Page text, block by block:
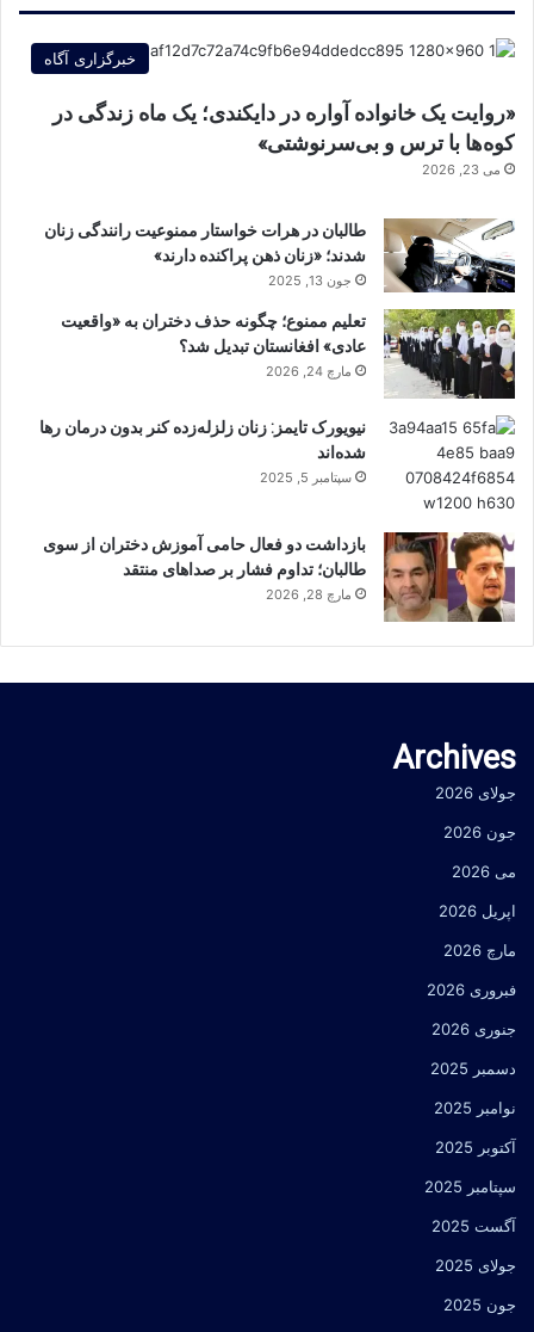
خبرگزاری آگاه
«روایت یک خانواده آواره در دایکندی؛ یک ماه زندگی در
کوه‌ها با ترس و بی‌سرنوشتی»
می 23, 2026
طالبان در هرات خواستار ممنوعیت رانندگی زنان
شدند؛ «زنان ذهن پراکنده دارند»
جون 13, 2025
تعلیم ممنوع؛ چگونه حذف دختران به «واقعیت
عادی» افغانستان تبدیل شد؟
مارچ 24, 2026
نیویورک تایمز: زنان زلزله‌زده کنر بدون درمان رها
شده‌اند
سپتامبر 5, 2025
بازداشت دو فعال حامی آموزش دختران از سوی
طالبان؛ تداوم فشار بر صداهای منتقد
مارچ 28, 2026
Archives
جولای 2026
جون 2026
می 2026
اپریل 2026
مارچ 2026
فبروری 2026
جنوری 2026
دسمبر 2025
نوامبر 2025
آکتوبر 2025
سپتامبر 2025
آگست 2025
جولای 2025
جون 2025